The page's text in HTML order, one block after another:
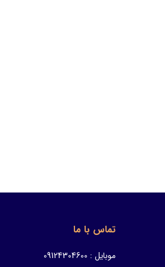
تماس با ما
موبایل : 09124304600